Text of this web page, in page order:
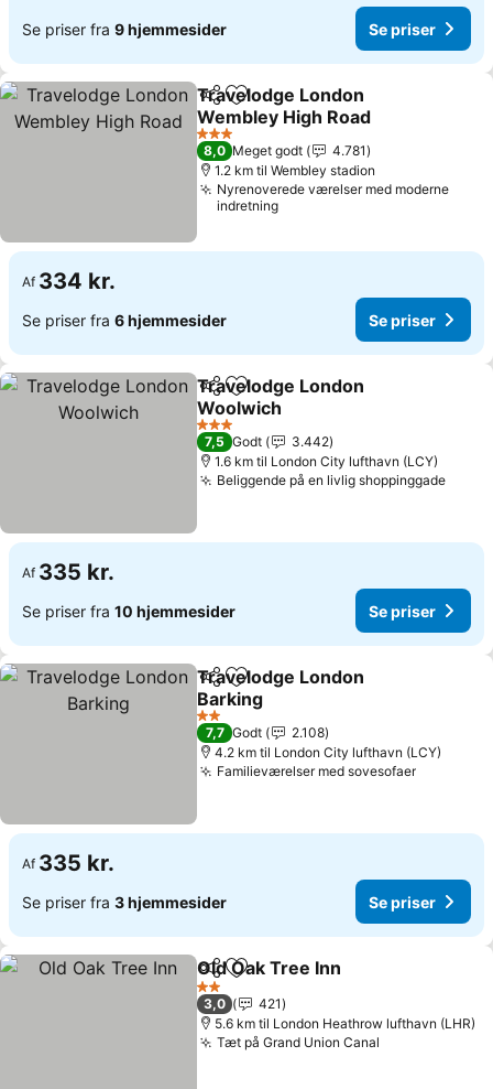
Se priser fra 9 hjemmesider Se priser
Del Føj til favoritter
Travelodge London
Wembley High Road
3 Stjerner
8,0 Meget godt
4.781
1.2 km til Wembley stadion
Nyrenoverede værelser med moderne
indretning
Af 334 kr.
Se priser fra 6 hjemmesider Se priser
Del Føj til favoritter
Travelodge London
Woolwich
3 Stjerner
7,5 Godt
3.442
1.6 km til London City lufthavn (LCY)
Beliggende på en livlig shoppinggade
Af 335 kr.
Se priser fra 10 hjemmesider Se priser
Del Føj til favoritter
Travelodge London
Barking
2 Stjerner
7,7 Godt
2.108
4.2 km til London City lufthavn (LCY)
Familieværelser med sovesofaer
Af 335 kr.
Se priser fra 3 hjemmesider Se priser
Del Føj til favoritter
Old Oak Tree Inn
2 Stjerner
3,0
421
5.6 km til London Heathrow lufthavn (LHR)
Tæt på Grand Union Canal